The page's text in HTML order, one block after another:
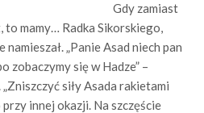
Gdy zamiast
to mamy… Radka Sikorskiego,
„Panie Asad niech pan
zobaczymy się w Hadze” –
siły Asada rakietami
przy innej okazji. Na szczęście